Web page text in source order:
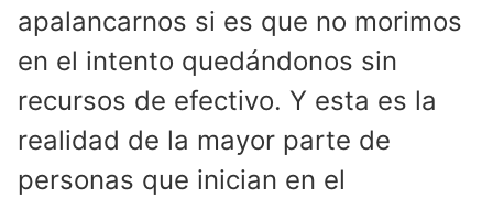
apalancarnos si es que no morimos
en el intento quedándonos sin
recursos de efectivo. Y esta es la
realidad de la mayor parte de
personas que inician en el